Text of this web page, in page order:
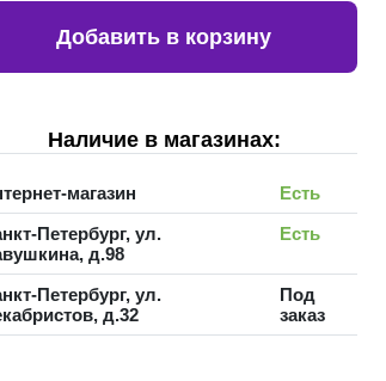
Добавить в корзину
Наличие в магазинах:
магазин
Есть
Петербург, ул.
д.98
Есть
Петербург, ул.
д.32
Под
заказ